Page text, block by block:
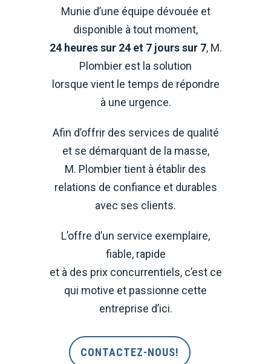
Munie d’une équipe dévouée et
disponible à tout moment,
24 heures sur 24 et 7 jours sur 7, M.
Plombier est la solution
lorsque vient le temps de répondre
à une urgence.
Afin d’offrir des services de qualité
et se démarquant de la masse,
M. Plombier tient à établir des
relations de confiance et durables
avec ses clients.
L’offre d’un service exemplaire,
fiable, rapide
et à des prix concurrentiels, c’est ce
qui motive et passionne cette
entreprise d’ici.
CONTACTEZ-NOUS!